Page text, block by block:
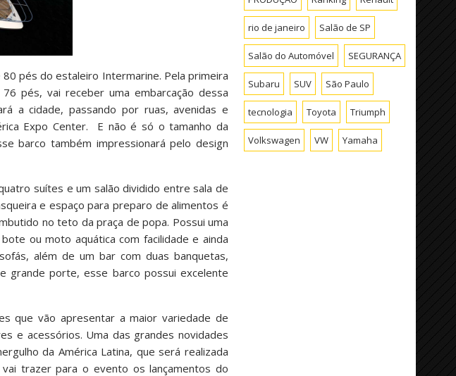
80 pés do estaleiro Intermarine. Pela primeira
pés, vai receber uma embarcação dessa
a cidade, passando por ruas, avenidas e
Expo Center. E não é só o tamanho da
barco também impressionará pelo design
suítes e um salão dividido entre sala de
e espaço para preparo de alimentos é
no teto da praça de popa. Possui uma
ou moto aquática com facilidade e ainda
além de um bar com duas banquetas,
grande porte, esse barco possui excelente
que vão apresentar a maior variedade de
e acessórios. Uma das grandes novidades
da América Latina, que será realizada
vai trazer para o evento os lançamentos do
rio de janeiro Salão de SP
Salão do Automóvel SEGURANÇA
Subaru SUV São Paulo
tecnologia Toyota Triumph
Volkswagen VW Yamaha